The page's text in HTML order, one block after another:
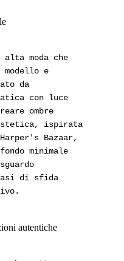
moda che
e
da
con luce
ombre
ispirata
Bazaar,
minimale
di sfida
autentiche